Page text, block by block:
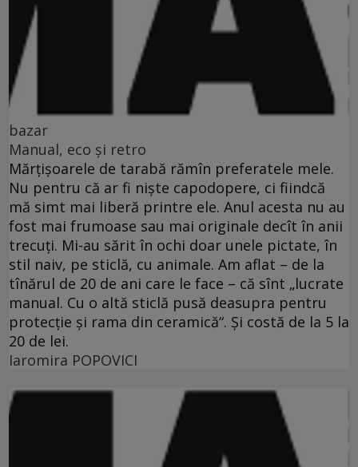
bazar
Manual, eco şi retro
Mărţişoarele de tarabă rămîn preferatele mele.
Nu pentru că ar fi nişte capodopere, ci fiindcă
mă simt mai liberă printre ele. Anul acesta nu au
fost mai frumoase sau mai originale decît în anii
trecuţi. Mi-au sărit în ochi doar unele pictate, în
stil naiv, pe sticlă, cu animale. Am aflat – de la
tînărul de 20 de ani care le face – că sînt „lucrate
manual. Cu o altă sticlă pusă deasupra pentru
protecţie şi rama din ceramică“. Şi costă de la 5 la
20 de lei.
Iaromira POPOVICI